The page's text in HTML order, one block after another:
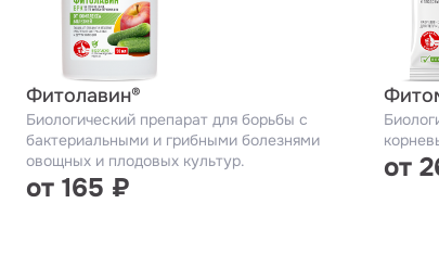
Фитолавин®
Биологический препарат для борьбы с
бактериальными и грибными болезнями
овощных и плодовых культур.
от 165 ₽
от